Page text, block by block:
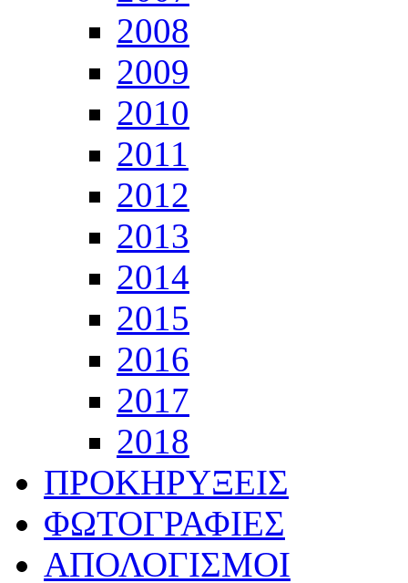
2008
2009
2010
2011
2012
2013
2014
2015
2016
2017
2018
ΠΡΟΚΗΡΥΞΕΙΣ
ΦΩΤΟΓΡΑΦΙΕΣ
ΑΠΟΛΟΓΙΣΜΟΙ